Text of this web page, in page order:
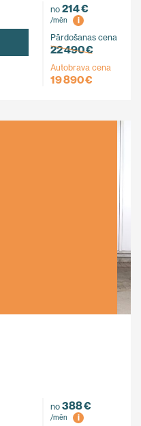
no 214 €
/mēn
i
Pārdošanas cena
22 490 €
Autobrava cena
19 890 €
no 388 €
/mēn
i